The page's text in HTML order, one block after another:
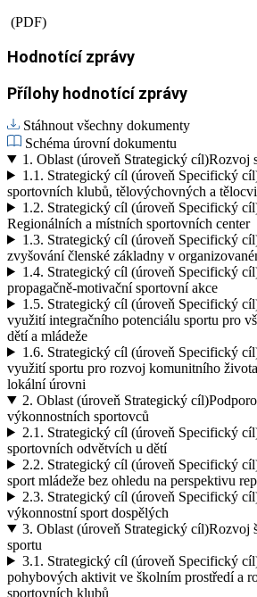
(PDF)
Hodnotící zprávy
Přílohy hodnotící zprávy
Stáhnout všechny dokumenty
Schéma úrovní dokumentu
1. Oblast (úroveň Strategický cíl)Rozvoj
1.1. Strategický cíl (úroveň Specifický
sportovních klubů, tělovýchovných a
1.2. Strategický cíl (úroveň Specifický
Regionálních a místních sportovních center
1.3. Strategický cíl (úroveň Specifický
zvyšování členské základny v
1.4. Strategický cíl (úroveň Specifický
propagačně-motivační sportovní akce
1.5. Strategický cíl (úroveň Specifický
využití integračního potenciálu sportu pro
dětí a mládeže
1.6. Strategický cíl (úroveň Specifický
využití sportu pro rozvoj komunitního
lokální úrovni
2. Oblast (úroveň Strategický cíl)
výkonnostních sportovců
2.1. Strategický cíl (úroveň Specifický
sportovních odvětvích u dětí
2.2. Strategický cíl (úroveň Specifický
sport mládeže bez ohledu na perspektivu
2.3. Strategický cíl (úroveň Specifický
výkonnostní sport dospělých
3. Oblast (úroveň Strategický cíl)Rozvoj
sportu
3.1. Strategický cíl (úroveň Specifický
pohybových aktivit ve školním prostředí a
sportovních klubů